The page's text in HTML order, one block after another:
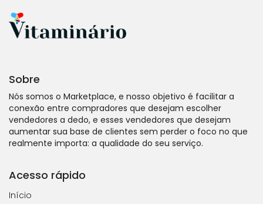
Sobre
Nós somos o Marketplace, e nosso objetivo é facilitar a
conexão entre compradores que desejam escolher
vendedores a dedo, e esses vendedores que desejam
aumentar sua base de clientes sem perder o foco no que
realmente importa: a qualidade do seu serviço.
Acesso rápido
Início